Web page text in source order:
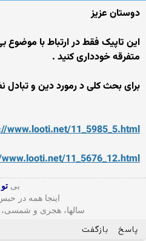
دوستان عزیز
این تاپیک فقط در ارتباط با
متفرقه خودداری کنید .
برای بحث کلی د رمورد دین و
www.looti.net/11_5985_5.html
11_5676_12.html
بی تو
اینجا همه در حبس
سالها، هجری و شمسی،
پاسخ بازگفت